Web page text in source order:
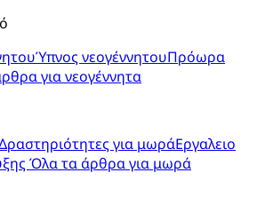
Ύπνος νεογέννητουΠρόωρα
για νεογέννητα
για μωράΕργαλειο
Όλα τα άρθρα για μωρά